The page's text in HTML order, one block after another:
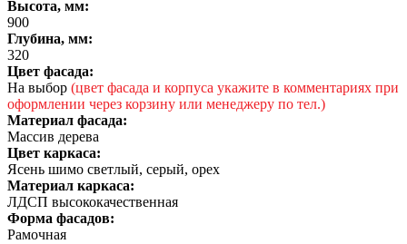
Высота, мм:
900
Глубина, мм:
320
Цвет фасада:
На выбор (цвет фасада и корпуса укажите в комментариях при
оформлении через корзину или менеджеру по тел.)
Материал фасада:
Массив дерева
Цвет каркаса:
Ясень шимо светлый, серый, орех
Материал каркаса:
ЛДСП высококачественная
Форма фасадов:
Рамочная